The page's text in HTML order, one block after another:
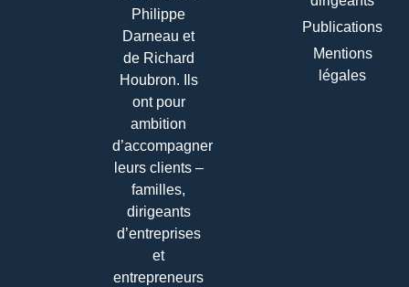
Philippe
Darneau et
de Richard
Houbron. Ils
ont pour
ambition
d’accompagner
leurs clients –
familles,
dirigeants
d’entreprises
et
entrepreneurs
Publications
Mentions
légales